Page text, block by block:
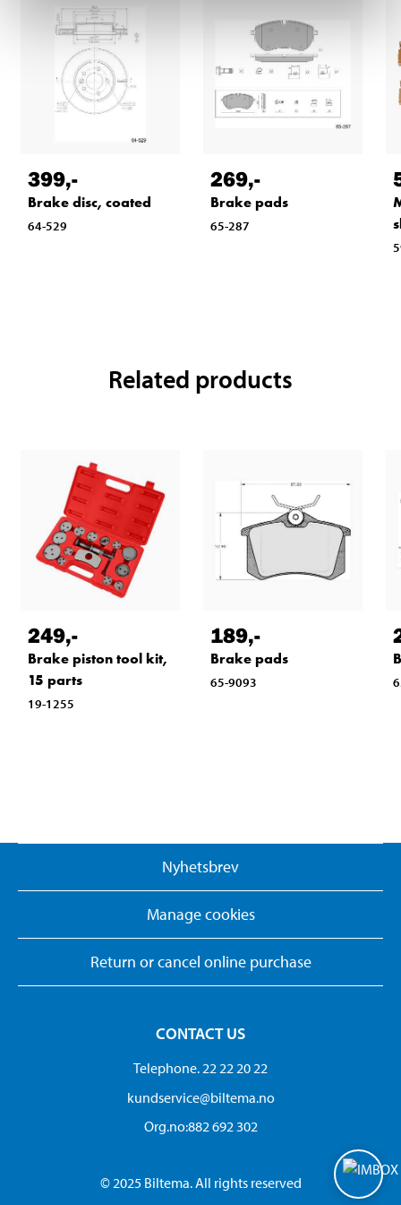
399,-
Brake disc, coated
64-529
269,-
Brake pads
65-287
Related products
249,-
Brake piston tool kit,
15 parts
19-1255
189,-
Brake pads
65-9093
Nyhetsbrev
Manage cookies
Return or cancel online purchase
CONTACT US
Telephone. 22 22 20 22
kundservice@biltema.no
Org.no:882 692 302
© 2025 Biltema. All rights reserved